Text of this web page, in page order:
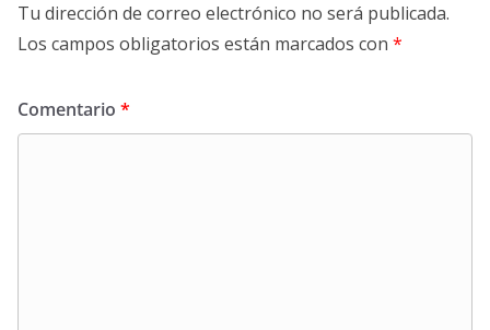
Tu dirección de correo electrónico no será publicada.
Los campos obligatorios están marcados con *
Comentario *